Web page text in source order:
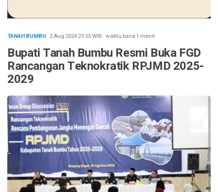
TANAH BUMBU · 2 Aug 202423:55WIB ·waktu baca 1 menit
Bupati Tanah Bumbu Resmi Buka FGD
Rancangan Teknokratik RPJMD 2025-
2029